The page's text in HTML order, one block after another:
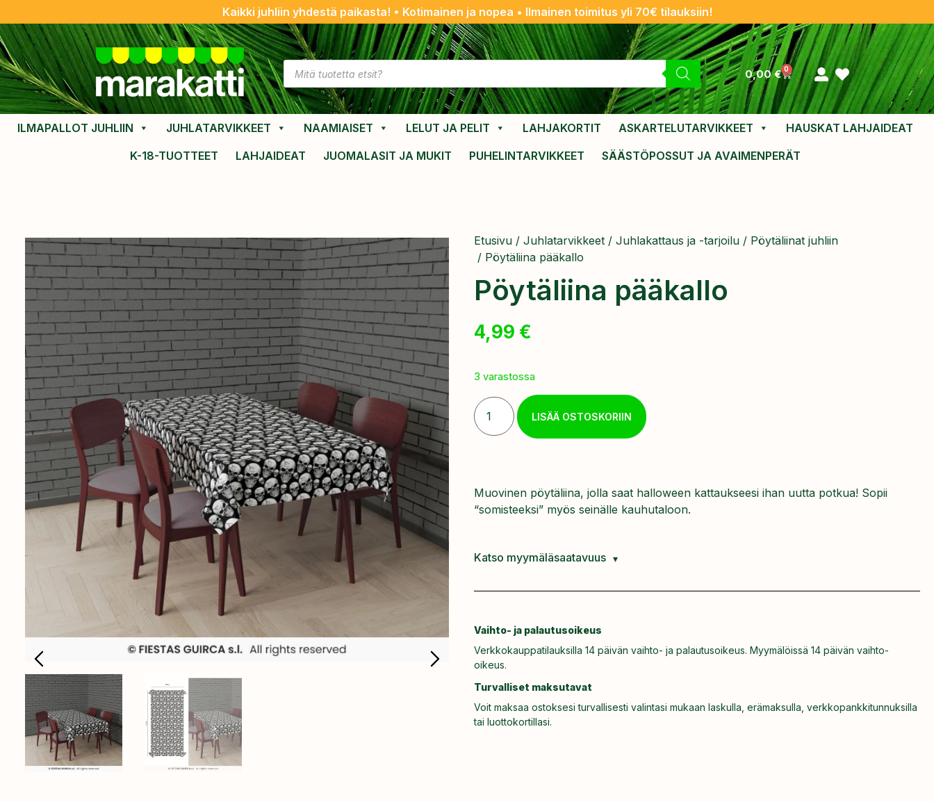
Kaikki juhliin yhdestä paikasta! • Kotimainen ja nopea • Ilmainen toimitus yli 70€ tilauksiin!
0,00€ 0
ILMAPALLOT JUHLIIN JUHLATARVIKKEET NAAMIAISET LELUT JA PELIT LAHJAKORTIT ASKARTELUTARVIKKEET
HAUSKAT LAHJAIDEAT
K-18-TUOTTEET
LAHJAIDEAT JUOMALASIT JA MUKIT PUHELINTARVIKKEET SÄÄSTÖPOSSUT JA AVAIMENPERÄT
Etusivu / Juhlatarvikkeet / Juhlakattaus ja -tarjoilu / Pöytäliinat juhliin
/ Pöytäliina pääkallo
Pöytäliina pääkallo
4,99 €
3 varastossa
LISÄÄ OSTOSKORIIN
Muovinen pöytäliina, jolla saat halloween kattaukseesi ihan uutta potkua! Sopii
“somisteeksi” myös seinälle kauhutaloon.
Katso myymäläsaatavuus
Vaihto- ja palautusoikeus
Verkkokauppatilauksilla 14 päivän vaihto- ja palautusoikeus. Myymälöissä 14 päivän vaihto-
oikeus.
Turvalliset maksutavat
Voit maksaa ostoksesi turvallisesti valintasi mukaan laskulla, erämaksulla, verkkopankkitunnuksilla
tai luottokortillasi.